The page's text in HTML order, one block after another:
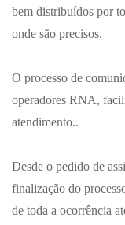
bem distribuídos por
onde são precisos.
O processo de
operadores RNA,
atendimento..
Desde o pedido de
finalização do
de toda a ocorrência